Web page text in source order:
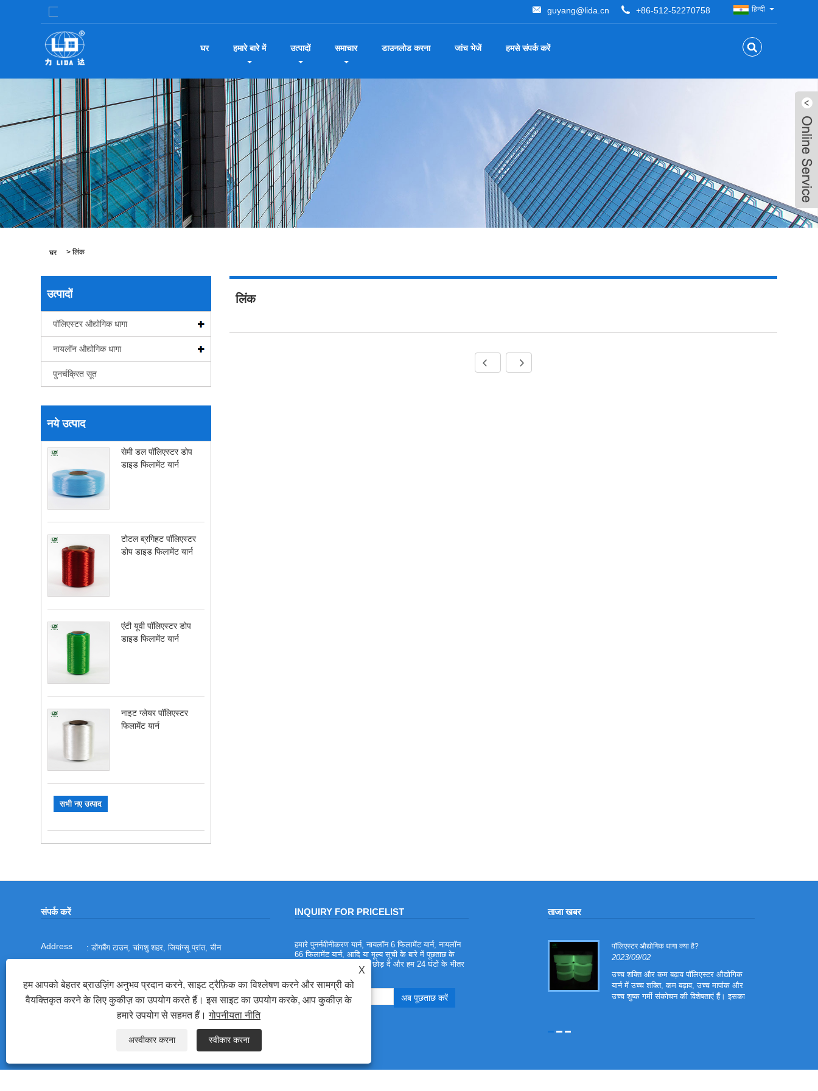
+86-512-52270758
guyang@lida.cn हिन्दी
घर हमारे बारे में उत्पादों समाचार डाउनलोड करना जांच भेजें हमसे संपर्क करें
घर > लिंक
उत्पादों
पॉलिएस्टर औद्योगिक धागा
नायलॉन औद्योगिक धागा
पुनर्चक्रित सूत
नये उत्पाद
सेमी डल पॉलिएस्टर डोप
डाइड फिलामेंट यार्न
टोटल ब्रगिहट पॉलिएस्टर
डोप डाइड फिलामेंट यार्न
एंटी यूवी पॉलिएस्टर डोप
डाइड फिलामेंट यार्न
नाइट ग्लेयर पॉलिएस्टर
फिलामेंट यार्न
सभी नए उत्पाद
लिंक
संपर्क करें
: डोंगबैंग टाउन, चांगशु शहर, जियांग्सू प्रांत, चीन
:+86-13814934681
guyang@lida.cn
INQUIRY FOR PRICELIST
हमारे पुनर्नवीनीकरण यार्न, नायलॉन 6 फिलामेंट यार्न, नायलॉन
66 फिलामेंट यार्न, आदि या मूल्य सूची के बारे में पूछताछ के
लिए, कृपया अपना ईमेल हमें छोड़ दें और हम 24 घंटों के भीतर
ताजा खबर
पॉलिएस्टर ज्वाला मंदक यार्न के लाभ
2023/08/03
पॉलिएस्टर एक प्रकार का पॉलिएस्टर फाइबर है,
जिसके कई फायदे हैं, जैसे उच्च शक्ति, पहनने का
पॉलिएस्टर औद्योगिक धागा क्या है?
2023/09/02
उच्च शक्ति और कम बढ़ाव पॉलिएस्टर औद्योगिक
यार्न में उच्च शक्ति, कम बढ़ाव, उच्च मापांक और
उच्च शुष्क गर्मी संकोचन की विशेषताएं हैं। इसका
X
हम आपको बेहतर ब्राउज़िंग अनुभव प्रदान करने, साइट ट्रैफ़िक का विश्लेषण करने और सामग्री को
वैयक्तिकृत करने के लिए कुकीज़ का उपयोग करते हैं। इस साइट का उपयोग करके, आप कुकीज़ के
हमारे उपयोग से सहमत हैं।गोपनीयता नीति
अस्वीकार करना स्वीकार करना